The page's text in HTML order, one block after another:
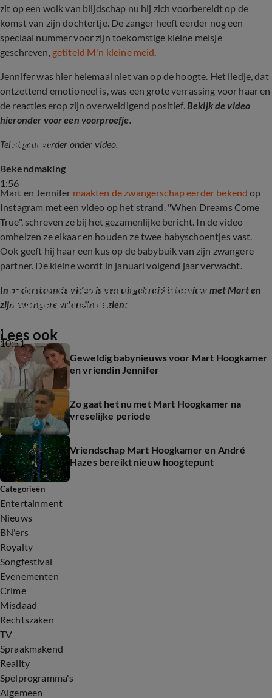
zit op een wolk van blijdschap nu hij zich voorbereidt op de
komst van zijn dochtertje. De zanger heeft eerder nog een
speciaal nummer voor zijn toekomstige kleine meisje
geschreven, getiteld M'n kleine meid.
Jennifer was hier helemaal niet van op de hoogte. Het liedje, dat
ontzettend emotioneel is, was een grote verrassing voor haar en
de reacties erop zijn overweldigend positief.Bekijk de video
hieronder voor een voorproefje.
Tekst gaat verder onder video.
1:56
Mart Hoogkamer schrijft nummer voor zijn
dochter
Bekendmaking
Mart en Jennifer maakten de zwangerschap eerder bekend op
Instagram met een video op het strand. "When Dreams Come
True", schreven ze bij het gezamenlijke bericht. In de video
omhelzen ze elkaar en houden ze twee babyschoentjes vast.
Ook geeft hij haar een kus op de babybuik van zijn zwangere
partner. De kleine wordt in januari volgend jaar verwacht.
In onderstaande video is een uitgebreid interview met Mart en
zijn zwangere vriendin te zien:
10:51
Groot interview Mart Hoogkamer en
zwangere vriendin
Lees ook
Geweldig babynieuws voor Mart Hoogkamer
en vriendin Jennifer
Zo gaat het nu met Mart Hoogkamer na
vreselijke periode
Vriendschap Mart Hoogkamer en André
Hazes bereikt nieuw hoogtepunt
Categorieën
Entertainment
Nieuws
BN'ers
Royalty
Songfestival
Evenementen
Crime
Misdaad
Rechtszaken
TV
Spraakmakend
Reality
Spelprogramma's
Algemeen